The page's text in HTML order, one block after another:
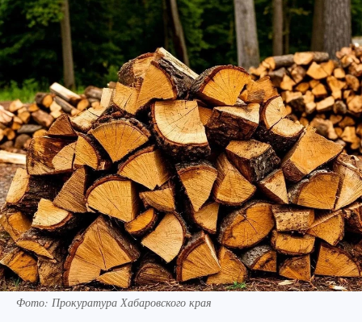
Фото: Прокуратура Хабаровского края